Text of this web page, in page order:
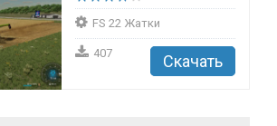
FS 22 Жатки
407 Скачать